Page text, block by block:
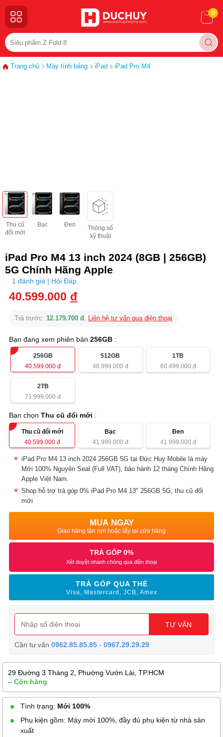
0
Trang chủ Máy tính bảng iPad iPad Pro M4
Thu cũ
đổi mới
Bạc Đen
Thông số
kỹ thuật
iPad Pro M4 13 inch 2024 (8GB | 256GB)
5G Chính Hãng Apple
1 đánh giá | Hỏi Đáp
40.599.000 đ
Trả trước:12.179.700 đ. Liên hệ tư vấn qua điện thoại
Bạn đang xem phiên bản256GB :
256GB
40.599.000 đ
512GB
48.999.000đ
1TB
60.499.000đ
2TB
71.999.000 đ
Bạn chọnThu cũ đổi mới :
Thu cũ đổi mới
40.599.000đ
Bạc
41.999.000đ
Đen
41.999.000đ
iPad Pro M4 13 inch 2024 256GB 5G tại Đức Huy Mobile là máy
Mới 100% Nguyên Seal (Full VAT), bảo hành 12 tháng Chính Hãng
Apple Việt Nam.
Shop hỗ trợ trả góp 0% iPad Pro M4 13" 256GB 5G, thu cũ đổi
mới
MUA NGAY
Giao hàng tận nơi hoặc lấy tại cửa hàng
TRẢ GÓP 0%
Xét duyệt nhanh chóng qua điện thoại
TRẢ GÓP QUA THẺ
Visa, Mastercard, JCB, Amex
TƯ VẤN
Cần tư vấn0962.85.85.85 -0967.29.29.29
29 Đường 3 Tháng 2, Phường Vườn Lài, TP.HCM
– Còn hàng
Tình trạng: Mới 100%
Phụ kiện gồm: Máy mới 100%, đầy đủ phụ kiện từ nhà sản
xuất